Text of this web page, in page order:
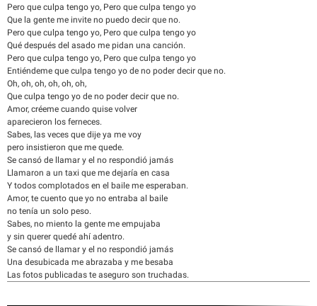
Pero que culpa tengo yo, Pero que culpa tengo yo
Que la gente me invite no puedo decir que no.
Pero que culpa tengo yo, Pero que culpa tengo yo
Qué después del asado me pidan una canción.
Pero que culpa tengo yo, Pero que culpa tengo yo
Entiéndeme que culpa tengo yo de no poder decir que no.
Oh, oh, oh, oh, oh, oh,
Que culpa tengo yo de no poder decir que no.
Amor, créeme cuando quise volver
aparecieron los ferneces.
Sabes, las veces que dije ya me voy
pero insistieron que me quede.
Se cansó de llamar y el no respondió jamás
Llamaron a un taxi que me dejaría en casa
Y todos complotados en el baile me esperaban.
Amor, te cuento que yo no entraba al baile
no tenía un solo peso.
Sabes, no miento la gente me empujaba
y sin querer quedé ahí adentro.
Se cansó de llamar y el no respondió jamás
Una desubicada me abrazaba y me besaba
Las fotos publicadas te aseguro son truchadas.